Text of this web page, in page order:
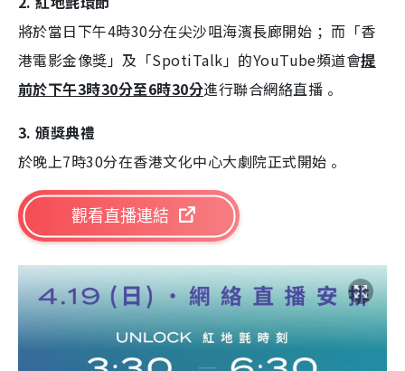
將於當日下午4時30分在尖沙咀海濱長廊開始 ；而「香
港電影金像獎」及「SpotiTalk」的YouTube頻道會提
前於下午3時30分至6時30分進行聯合網絡直播 。
3. 頒獎典禮
於晚上7時30分在香港文化中心大劇院正式開始 。
觀看直播連結